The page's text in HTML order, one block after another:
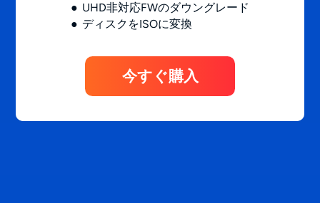
UHD非対応FWのダウングレード
ディスクをISOに変換
今すぐ購入